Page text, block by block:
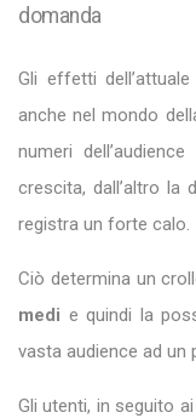
domanda
Gli effetti
anche nel mondo
numeri
crescita, dall’altro la
registra un forte calo.
Ciò determina un
medi e quindi la
vasta audience ad un
Gli utenti, in seguito